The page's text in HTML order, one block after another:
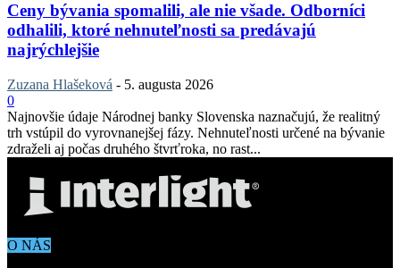
Ceny bývania spomalili, ale nie všade. Odborníci
odhalili, ktoré nehnuteľnosti sa predávajú
najrýchlejšie
Zuzana Hlašeková - 5. augusta 2026
0
Najnovšie údaje Národnej banky Slovenska naznačujú, že realitný
trh vstúpil do vyrovnanejšej fázy. Nehnuteľnosti určené na bývanie
zdraželi aj počas druhého štvrťroka, no rast...
O NÁS